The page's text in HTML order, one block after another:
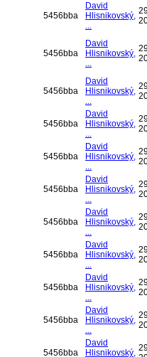
5456bba
David
Hlisnikovský,
...
5456bba
David
Hlisnikovský,
...
5456bba
David
Hlisnikovský,
...
5456bba
David
Hlisnikovský,
...
5456bba
David
Hlisnikovský,
...
5456bba
David
Hlisnikovský,
...
5456bba
David
Hlisnikovský,
...
5456bba
David
Hlisnikovský,
...
5456bba
David
Hlisnikovský,
...
5456bba
David
Hlisnikovský,
...
5456bba
David
Hlisnikovský,